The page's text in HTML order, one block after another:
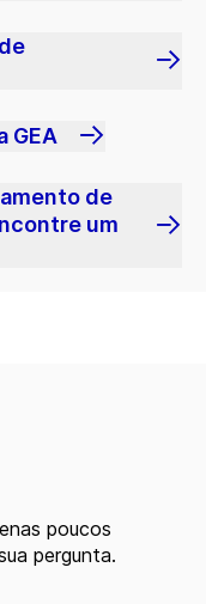
GEA
de
um
poucos
pergunta.